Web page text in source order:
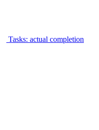
Tasks: actual completion